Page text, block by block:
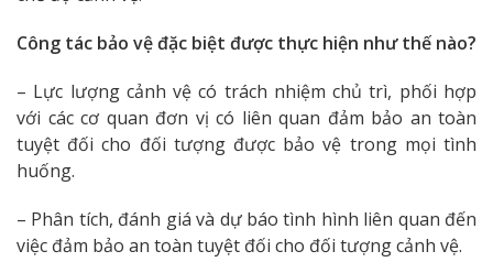
Công tác bảo vệ đặc biệt được thực hiện như thế nào?
– Lực lượng cảnh vệ có trách nhiệm chủ trì, phối hợp
với các cơ quan đơn vị có liên quan đảm bảo an toàn
tuyệt đối cho đối tượng được bảo vệ trong mọi tình
huống.
– Phân tích, đánh giá và dự báo tình hình liên quan đến
việc đảm bảo an toàn tuyệt đối cho đối tượng cảnh vệ.